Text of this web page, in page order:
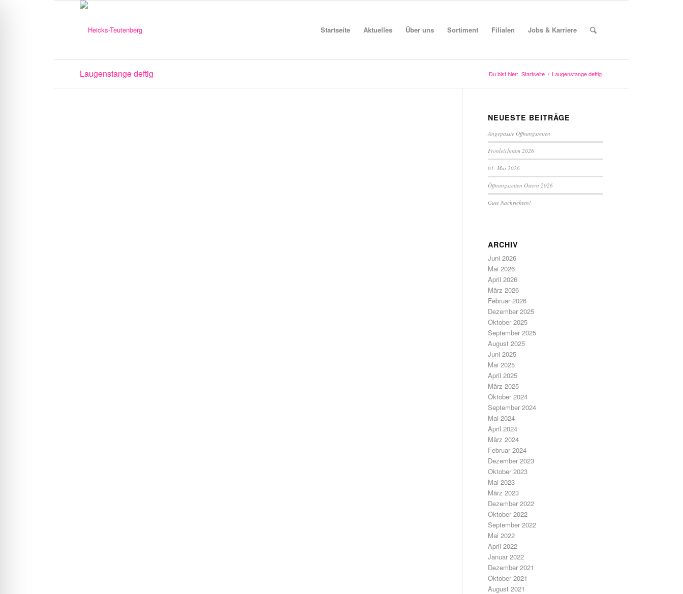
Startseite Aktuelles Über uns Sortiment Filialen Jobs & Karriere
Laugenstange deftig Du bist hier: Startseite / Laugenstange deftig
NEUESTE BEITRÄGE
Angepasste Öffnungszeiten
Fronleichnam 2026
01. Mai 2026
Öffnungszeiten Ostern 2026
Gute Nachrichten!
ARCHIV
Juni 2026
Mai 2026
April 2026
März 2026
Februar 2026
Dezember 2025
Oktober 2025
September 2025
August 2025
Juni 2025
Mai 2025
April 2025
März 2025
Oktober 2024
September 2024
Mai 2024
April 2024
März 2024
Februar 2024
Dezember 2023
Oktober 2023
Mai 2023
März 2023
Dezember 2022
Oktober 2022
September 2022
Mai 2022
April 2022
Januar 2022
Dezember 2021
Oktober 2021
August 2021